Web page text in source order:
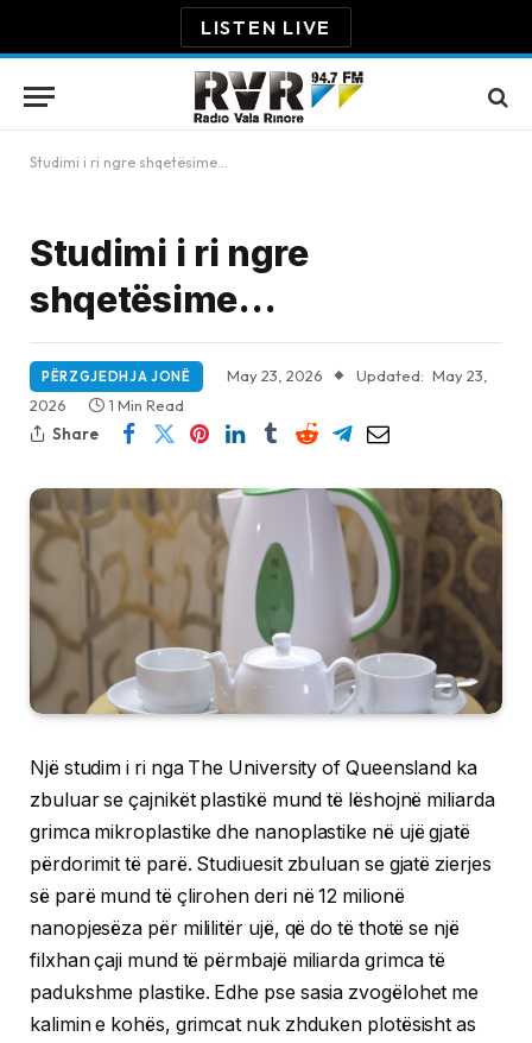
LISTEN LIVE
Studimi i ri ngre shqetësime…
Studimi i ri ngre
shqetësime…
PËRZGJEDHJA JONË May 23, 2026 Updated: May 23,
2026
1 Min Read
Share
Një studim i ri nga The University of Queensland ka
zbuluar se çajnikët plastikë mund të lëshojnë miliarda
grimca mikroplastike dhe nanoplastike në ujë gjatë
përdorimit të parë. Studiuesit zbuluan se gjatë zierjes
së parë mund të çlirohen deri në 12 milionë
nanopjesëza për mililitër ujë, që do të thotë se një
filxhan çaji mund të përmbajë miliarda grimca të
padukshme plastike. Edhe pse sasia zvogëlohet me
kalimin e kohës, grimcat nuk zhduken plotësisht as